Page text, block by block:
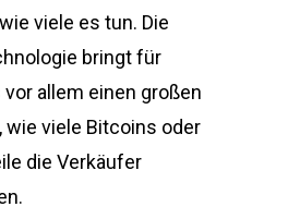
viele es tun. Die
bringt für
allem einen großen
wie viele Bitcoins oder
die Verkäufer